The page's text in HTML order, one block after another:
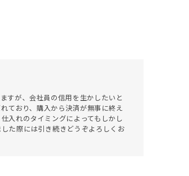
すが、会社員の信用を生かしたいと
ており、購入から決済が無事に終え
入れのタイミングによってもしかし
た際には引き続きどうぞよろしくお